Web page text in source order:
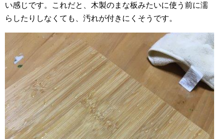
い感じです。これだと、木製のまな板みたいに使う前に濡
らしたりしなくても、汚れが付きにくそうです。